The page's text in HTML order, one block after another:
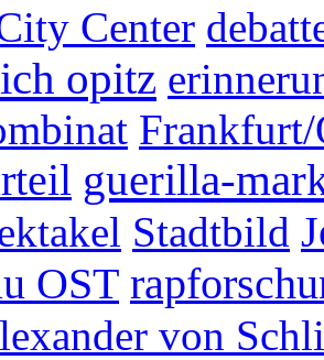
Center
opitz
Frankfurt/
guerilla-
Stadtbild
OST
von